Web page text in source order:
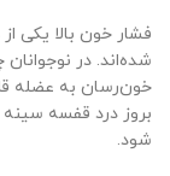
فشار خون بالا یکی
شده‌اند. در
خون‌رسان به عضله
بروز درد قفسه سینه
شود.